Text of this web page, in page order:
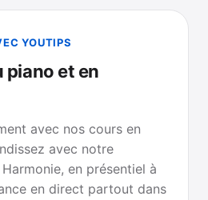
YOUTIPS
piano et en
avec nos cours en
avec notre
en présentiel à
en direct partout dans